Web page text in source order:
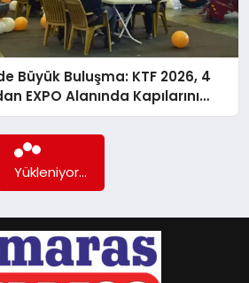
Büyük Buluşma: KTF 2026, 4
EXPO Alanında Kapılarını
Yükleniyor...